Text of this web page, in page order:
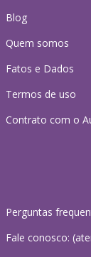
Blog
Quem somos
Fatos e Dados
Termos de uso
Contrato com o
Perguntas
Fale conosco: